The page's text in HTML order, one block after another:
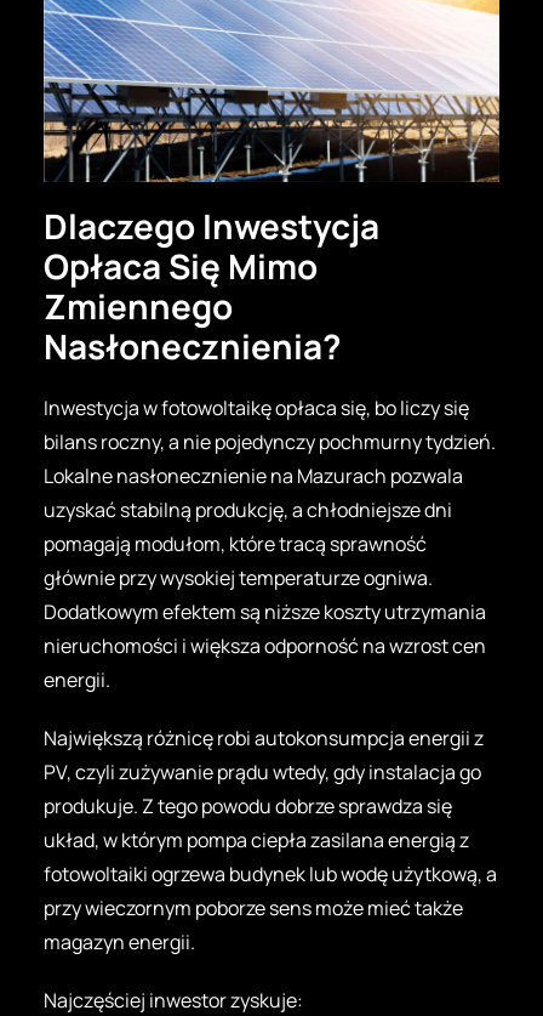
Dlaczego Inwestycja
Opłaca Się Mimo
Zmiennego
Nasłonecznienia?
Inwestycja w fotowoltaikę opłaca się, bo liczy się
bilans roczny, a nie pojedynczy pochmurny tydzień.
Lokalne nasłonecznienie na Mazurach pozwala
uzyskać stabilną produkcję, a chłodniejsze dni
pomagają modułom, które tracą sprawność
głównie przy wysokiej temperaturze ogniwa.
Dodatkowym efektem są niższe koszty utrzymania
nieruchomości i większa odporność na wzrost cen
energii.
Największą różnicę robi autokonsumpcja energii z
PV, czyli zużywanie prądu wtedy, gdy instalacja go
produkuje. Z tego powodu dobrze sprawdza się
układ, w którym pompa ciepła zasilana energią z
fotowoltaiki ogrzewa budynek lub wodę użytkową, a
przy wieczornym poborze sens może mieć także
magazyn energii.
Najczęściej inwestor zyskuje: